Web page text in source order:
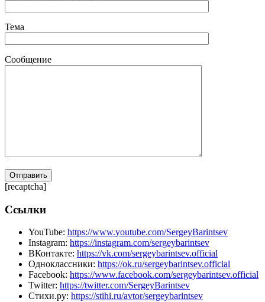
Тема
Сообщение
[recaptcha]
Ссылки
YouTube: https://www.youtube.com/SergeyBarintsev
Instagram: https://instagram.com/sergeybarintsev
ВКонтакте: https://vk.com/sergeybarintsev.official
Одноклассники: https://ok.ru/sergeybarintsev.official
Facebook: https://www.facebook.com/sergeybarintsev.official
Twitter: https://twitter.com/SergeyBarintsev
Стихи.ру: https://stihi.ru/avtor/sergeybarintsev